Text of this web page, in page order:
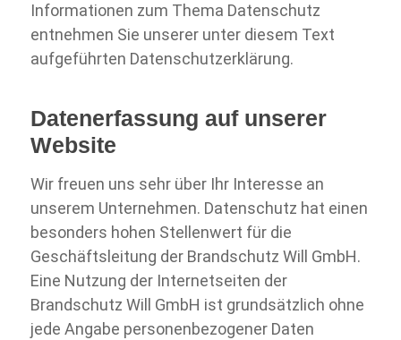
Informationen zum Thema Datenschutz
entnehmen Sie unserer unter diesem Text
aufgeführten Datenschutzerklärung.
Datenerfassung auf unserer
Website
Wir freuen uns sehr über Ihr Interesse an
unserem Unternehmen. Datenschutz hat einen
besonders hohen Stellenwert für die
Geschäftsleitung der Brandschutz Will GmbH.
Eine Nutzung der Internetseiten der
Brandschutz Will GmbH ist grundsätzlich ohne
jede Angabe personenbezogener Daten